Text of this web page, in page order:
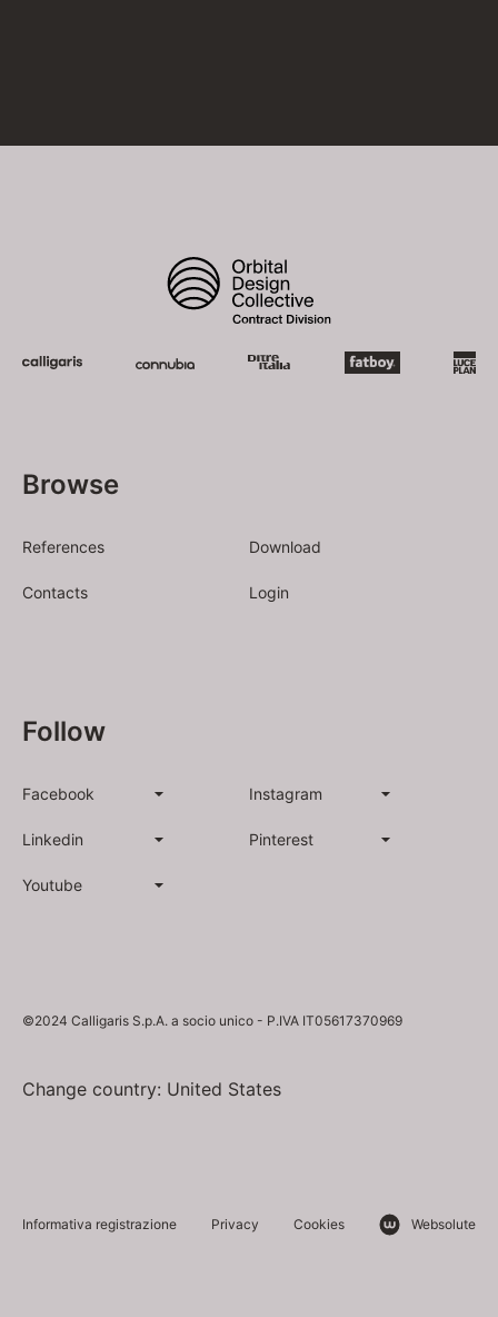
Browse
References Download
Contacts Login
Follow
Facebook Instagram
Linkedin Pinterest
Youtube
©2024 Calligaris S.p.A. a socio unico - P.IVA IT05617370969
Change country: United States
Informativa registrazione Privacy Cookies Websolute